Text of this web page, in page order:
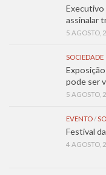
Executivo
assinalar
5 AGOSTO,
SOCIEDADE
pode ser
5 AGOSTO,
EVENTO/
Festival
4 AGOSTO,